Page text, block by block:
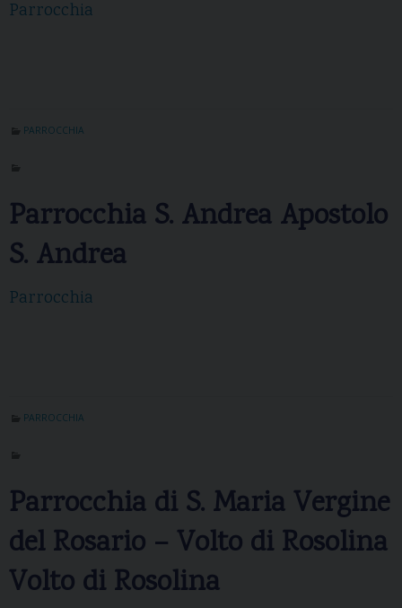
Parrocchia
PARROCCHIA
Parrocchia S. Andrea Apostolo
S. Andrea
Parrocchia
PARROCCHIA
Parrocchia di S. Maria Vergine
del Rosario – Volto di Rosolina
Volto di Rosolina